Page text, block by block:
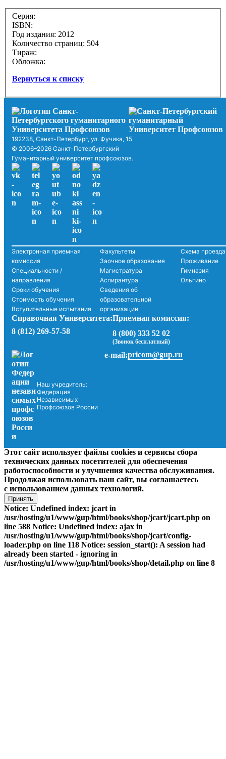
Серия:
ISBN:
Год издания: 2012
Количество страниц: 504
Тираж:
Обложка:
Вернуться к списку
192238, Санкт-Петербург, ул. Фучика, 15
© 2006–2026 Санкт-Петербургский
Гуманитарный университет профсоюзов.
Электронная приемная
комиссия
Специальности /
направления
Сроки обучения
Стоимость обучения
Вступительные испытания
Факультеты
Заочное образование
Магистратура
Аспирантура
Сведения об
образовательной
организации
Схема проезда
Проживание
Гимназия
Ольгино
Справочная Университета:
8 (812) 269-57-58
Приемная комиссия:
8 (800) 333 52 02
(Звонок бесплатный)
Наш учредитель:
Федерация
Независимых
Профсоюзов России
e-mail:pricom@gup.ru
Этот сайт использует файлы cookies и сервисы сбора
технических данных посетителей для обеспечения
работоспособности и улучшения качества обслуживания.
Продолжая использовать наш сайт, вы соглашаетесь
с использованием данных технологий.
Принять
Notice: Undefined index: jcart in
/usr/hosting/u1/www/gup/html/books/shop/jcart/jcart.php on
line 588 Notice: Undefined index: ajax in
/usr/hosting/u1/www/gup/html/books/shop/jcart/config-
loader.php on line 118 Notice: session_start(): A session had
already been started - ignoring in
/usr/hosting/u1/www/gup/html/books/shop/detail.php on line 8